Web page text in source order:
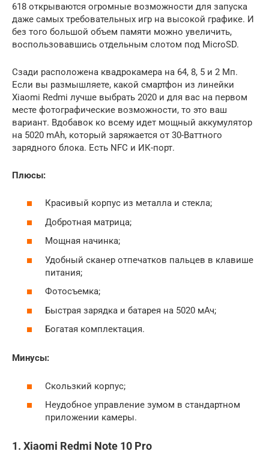
618 открываются огромные возможности для запуска
даже самых требовательных игр на высокой графике. И
без того большой объем памяти можно увеличить,
воспользовавшись отдельным слотом под MicroSD.
Сзади расположена квадрокамера на 64, 8, 5 и 2 Мп.
Если вы размышляете, какой смартфон из линейки
Xiaomi Redmi лучше выбрать 2020 и для вас на первом
месте фотографические возможности, то это ваш
вариант. Вдобавок ко всему идет мощный аккумулятор
на 5020 mAh, который заряжается от 30-Ваттного
зарядного блока. Есть NFC и ИК-порт.
Плюсы:
Красивый корпус из металла и стекла;
Добротная матрица;
Мощная начинка;
Удобный сканер отпечатков пальцев в клавише
питания;
Фотосъемка;
Быстрая зарядка и батарея на 5020 мАч;
Богатая комплектация.
Минусы:
Скользкий корпус;
Неудобное управление зумом в стандартном
приложении камеры.
1. Xiaomi Redmi Note 10 Pro